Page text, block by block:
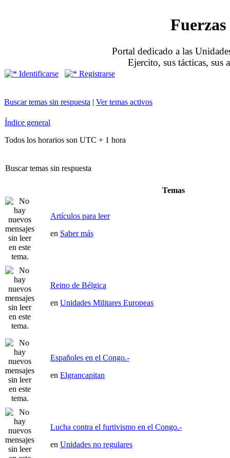
Portal dedicado a las
Ejercito, sus tácticas, sus
Identificarse Registrarse
Buscar temas sin respuesta | Ver temas activos
Índice general
Todos los horarios son UTC + 1 hora
Buscar temas sin respuesta
Temas
Artículos para leer
en Saber más
Reino de Bélgica
en Unidades Militares Europeas
Españoles en el Congo.-
en Elgrancapitan
Lucha contra el furtivismo en el Congo.-
en Unidades no regulares